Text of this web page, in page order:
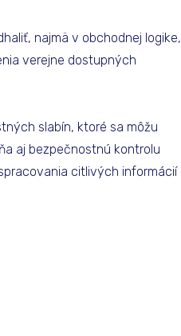
najmä v obchodnej logike,
verejne dostupných
slabín, ktoré sa môžu
aj bezpečnostnú kontrolu
citlivých informácií